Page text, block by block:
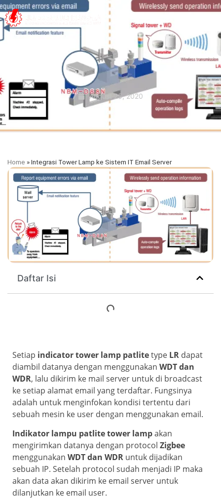
August 25, 2020
Home »Integrasi Tower Lamp ke Sistem IT Email Server
Daftar Isi
Setiap indicator tower lamp patlitetype LR dapat
diambil datanya dengan menggunakan WDT dan
WDR, lalu dikirim ke mail server untuk di broadcast
ke setiap alamat email yang terdaftar. Fungsinya
adalah untuk menginfokan kondisi tertentu dari
sebuah mesin ke user dengan menggunakan email.
Indikator lampu patlite tower lampakan
mengirimkan datanya dengan protocol Zigbee
menggunakan WDT dan WDR untuk dijadikan
sebuah IP. Setelah protocol sudah menjadi IP maka
akan data akan dikirim ke email server untuk
dilanjutkan ke email user.